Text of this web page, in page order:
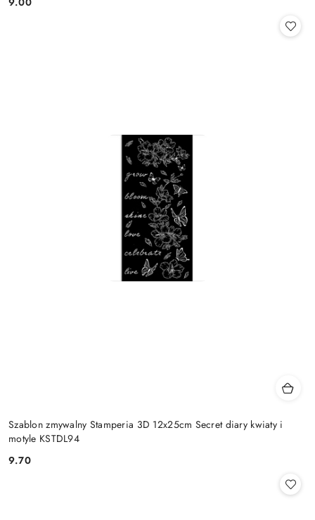
Cena:
Szablon zmywalny Stamperia 3D 12x25cm Secret diary kwiaty i
motyle KSTDL94
Cena:
9.70